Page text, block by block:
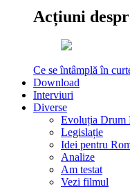
Acțiuni
Ce se întâmplă în
Download
Interviuri
Diverse
Evoluția Drum
Legislație
Idei pentru
Analize
Am testat
Vezi filmul